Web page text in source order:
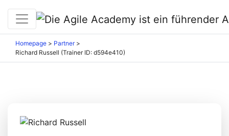
Homepage > Partner>
Richard Russell (Trainer ID: d594e410)